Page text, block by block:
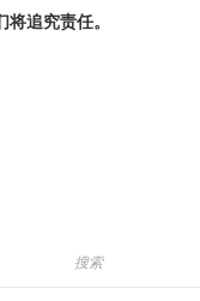
追究责任。